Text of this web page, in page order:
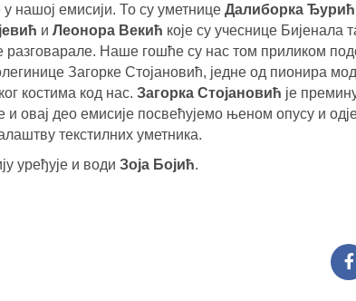
нашој емисији. То су уметнице Далиборка Ђурић
и Леонора Векић које су учеснице Бијенала
разговарале. Наше гошће су нас том приликом
Загорке Стојановић, једне од пионира
костима код нас. Загорка Стојановић је
и овај део емисије посвећујемо њеном опусу и
текстилних уметника.
уређује и води Зоја Бојић.